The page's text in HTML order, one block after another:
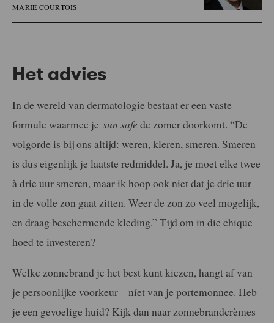
MARIE COURTOIS
Het advies
In de wereld van dermatologie bestaat er een vaste
formule waarmee je sun safe de zomer doorkomt. “De
volgorde is bij ons altijd: weren, kleren, smeren. Smeren
is dus eigenlijk je laatste redmiddel. Ja, je moet elke twee
à drie uur smeren, maar ik hoop ook niet dat je drie uur
in de volle zon gaat zitten. Weer de zon zo veel mogelijk,
en draag beschermende kleding.” Tijd om in die chique
hoed te investeren?
Welke zonnebrand je het best kunt kiezen, hangt af van
je persoonlijke voorkeur – níet van je portemonnee. Heb
je een gevoelige huid? Kijk dan naar zonnebrandcrèmes